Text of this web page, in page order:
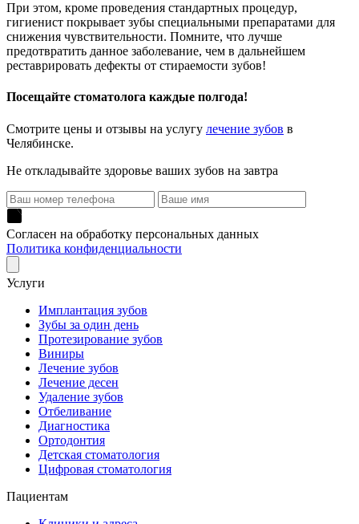
При этом, кроме проведения стандартных процедур,
гигиенист покрывает зубы специальными препаратами для
снижения чувствительности. Помните, что лучше
предотвратить данное заболевание, чем в дальнейшем
реставрировать дефекты от стираемости зубов!
Посещайте стоматолога каждые полгода!
Смотрите цены и отзывы на услугу лечение зубов в
Челябинске.
Не откладывайте здоровье ваших зубов на завтра
Согласен на обработку персональных данных
Политика конфиденциальности
Услуги
Имплантация зубов
Зубы за один день
Протезирование зубов
Виниры
Лечение зубов
Лечение десен
Удаление зубов
Отбеливание
Диагностика
Ортодонтия
Детская стоматология
Цифровая стоматология
Пациентам